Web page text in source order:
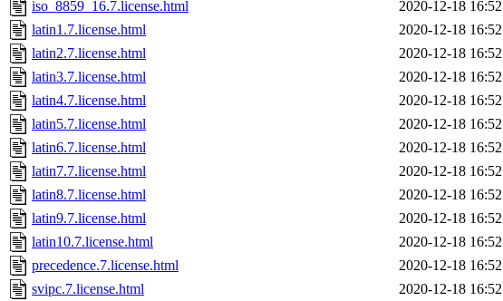
iso_8859_16.7.license.html
2020-12-18 16:52
latin1.7.license.html
2020-12-18 16:52
latin2.7.license.html
2020-12-18 16:52
latin3.7.license.html
2020-12-18 16:52
latin4.7.license.html
2020-12-18 16:52
latin5.7.license.html
2020-12-18 16:52
latin6.7.license.html
2020-12-18 16:52
latin7.7.license.html
2020-12-18 16:52
latin8.7.license.html
2020-12-18 16:52
latin9.7.license.html
2020-12-18 16:52
latin10.7.license.html
2020-12-18 16:52
precedence.7.license.html
2020-12-18 16:52
svipc.7.license.html
2020-12-18 16:52